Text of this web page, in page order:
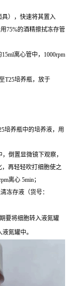
），快速将其置入
75%的酒精擦拭冻存管
离心管中，1000rpm
T25培养瓶，放于
培养瓶中的培养液，用
倒置显微镜下观察，
再轻轻吹打细胞使之
离心 5min；
冻存液（货号：
要将细胞转入液氮罐
氮罐中。